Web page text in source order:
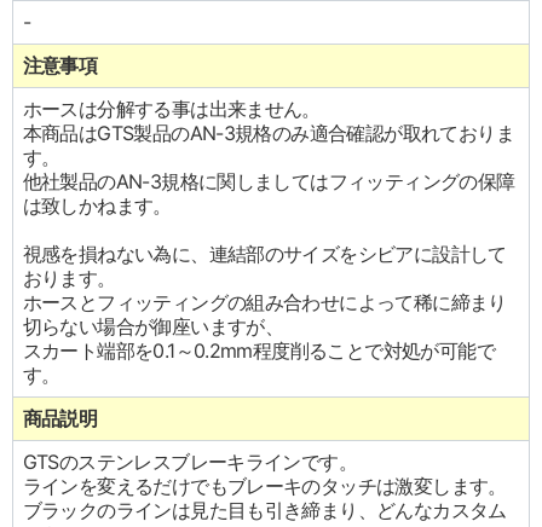
-
注意事項
ホースは分解する事は出来ません。
本商品はGTS製品のAN-3規格のみ適合確認が取れておりま
す。
他社製品のAN-3規格に関しましてはフィッティングの保障
は致しかねます。
視感を損ねない為に、連結部のサイズをシビアに設計して
おります。
ホースとフィッティングの組み合わせによって稀に締まり
切らない場合が御座いますが、
スカート端部を0.1～0.2mm程度削ることで対処が可能で
す。
商品説明
GTSのステンレスブレーキラインです。
ラインを変えるだけでもブレーキのタッチは激変します。
ブラックのラインは見た目も引き締まり、どんなカスタム